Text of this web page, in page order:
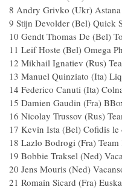
8 Andry Grivko (Ukr)
9 Stijn Devolder (Bel) Quick
10 Gendt Thomas De (Bel)
11 Leif Hoste (Bel) Omega
12 Mikhail Ignatiev (Rus)
13 Manuel Quinziato (Ita)
14 Federico Canuti (Ita)
15 Damien Gaudin (Fra)
16 Nicolay Trussov (Rus)
17 Kevin Ista (Bel) Cofidis
18 Lazlo Bodrogi (Fra) Team
19 Bobbie Traksel (Ned)
20 Jens Mouris (Ned)
21 Romain Sicard (Fra)